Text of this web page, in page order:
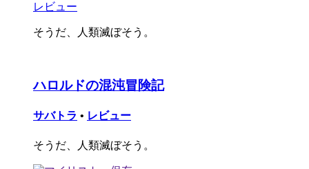
レビュー
そうだ、人類滅ぼそう。
ハロルドの混沌冒険記
サバトラ • レビュー
そうだ、人類滅ぼそう。